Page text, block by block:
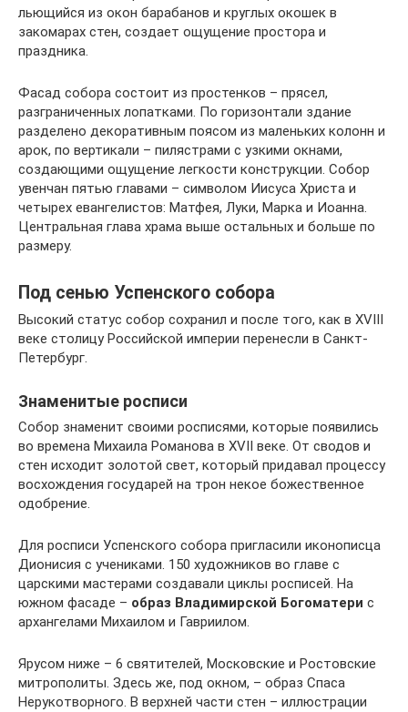
льющийся из окон барабанов и круглых окошек в
закомарах стен, создает ощущение простора и
праздника.
Фасад собора состоит из простенков – прясел,
разграниченных лопатками. По горизонтали здание
разделено декоративным поясом из маленьких колонн и
арок, по вертикали – пилястрами с узкими окнами,
создающими ощущение легкости конструкции. Собор
увенчан пятью главами – символом Иисуса Христа и
четырех евангелистов: Матфея, Луки, Марка и Иоанна.
Центральная глава храма выше остальных и больше по
размеру.
Под сенью Успенского собора
Высокий статус собор сохранил и после того, как в XVIII
веке столицу Российской империи перенесли в Санкт-
Петербург.
Знаменитые росписи
Собор знаменит своими росписями, которые появились
во времена Михаила Романова в XVII веке. От сводов и
стен исходит золотой свет, который придавал процессу
восхождения государей на трон некое божественное
одобрение.
Для росписи Успенского собора пригласили иконописца
Дионисия с учениками. 150 художников во главе с
царскими мастерами создавали циклы росписей. На
южном фасаде – образ Владимирской Богоматери с
архангелами Михаилом и Гавриилом.
Ярусом ниже – 6 святителей, Московские и Ростовские
митрополиты. Здесь же, под окном, – образ Спаса
Нерукотворного. В верхней части стен – иллюстрации